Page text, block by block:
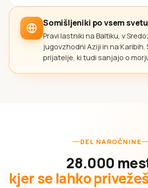
Somišljeniki po vsem svetu
Pravi lastniki na Baltiku, v
jugovzhodni Aziji in na Karibih.
prijatelje, ki tudi sanjajo o
DEL NAROČNINE
28.000
kjer se lahko